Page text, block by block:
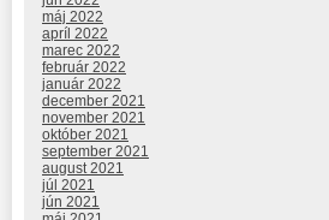
máj 2022
apríl 2022
marec 2022
február 2022
január 2022
december 2021
november 2021
október 2021
september 2021
august 2021
júl 2021
jún 2021